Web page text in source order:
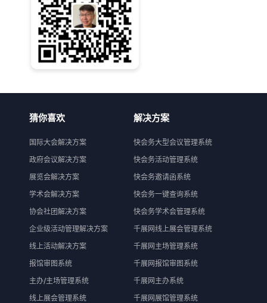
猜你喜欢
国际大会解决方案
政府会议解决方案
展览会解决方案
学术会解决方案
协会社团解决方案
企业级活动管理解决方案
线上活动解决方案
报馆审图系统
主办/主场管理系统
线上展会管理系统
解决方案
快会务大型会议管理系统
快会务活动管理系统
快会务邀请函系统
快会务一键查询系统
快会务学术会管理系统
千展网线上展会管理系统
千展网主场管理系统
千展网报馆审图系统
千展网主办系统
千展网展馆管理系统